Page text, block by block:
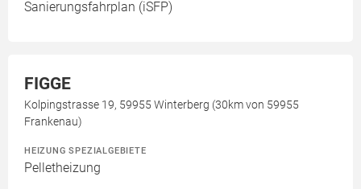
Sanierungsfahrplan (iSFP)
FIGGE
Kolpingstrasse 19, 59955 Winterberg (30km von 59955
Frankenau)
HEIZUNG SPEZIALGEBIETE
Pelletheizung